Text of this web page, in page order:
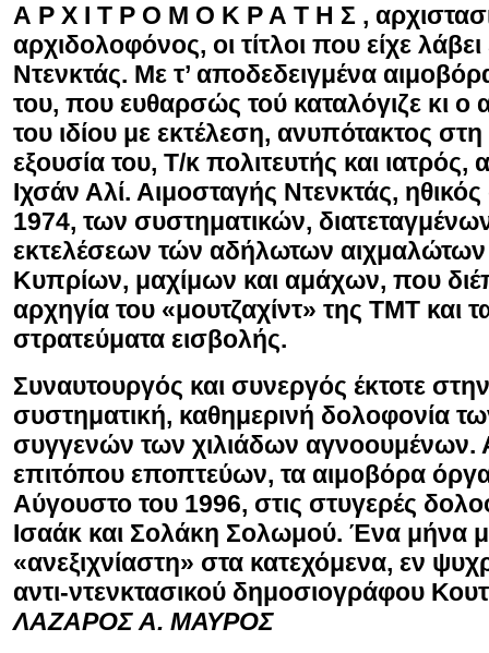
Α Ρ Χ Ι Τ Ρ Ο Μ Ο Κ Ρ Α Τ Η Σ ,
αρχιδολοφόνος, οι τίτλοι που είχε
Ντενκτάς. Με τ’ αποδεδειγμένα
του, που ευθαρσώς τού καταλόγιζε κι ο
του ιδίου με εκτέλεση, ανυπότακτος στη
εξουσία του, Τ/κ πολιτευτής και ιατρός,
Ιχσάν Αλί. Αιμοσταγής Ντενκτάς,
1974, των συστηματικών,
εκτελέσεων τών αδήλωτων
Κυπρίων, μαχίμων και αμάχων, που
αρχηγία του «μουτζαχίντ» της ΤΜΤ και
στρατεύματα εισβολής.
Συναυτουργός και συνεργός έκτοτε
συστηματική, καθημερινή δολοφονία
συγγενών των χιλιάδων
επιτόπου εποπτεύων, τα αιμοβόρα
Αύγουστο του 1996, στις στυγερές
Ισαάκ και Σολάκη Σολωμού. Ένα μήνα
«ανεξιχνίαστη» στα κατεχόμενα, εν
αντι-ντενκτασικού δημοσιογράφου
ΛΑΖΑΡΟΣ Α. ΜΑΥΡΟΣ